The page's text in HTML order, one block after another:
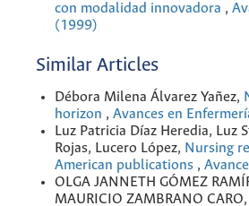
con modalidad innovadora ,
(1999)
Similar Articles
Débora Milena Álvarez Yañez,
horizon , Avances en
Luz Patricia Díaz Heredia, Luz
Rojas, Lucero López, Nursing
American publications ,
OLGA JANNETH GÓMEZ
MAURICIO ZAMBRANO CARO,